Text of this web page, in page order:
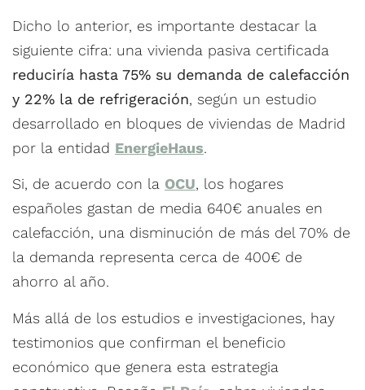
Dicho lo anterior, es importante destacar la
siguiente cifra: una vivienda pasiva certificada
reduciría hasta 75% su demanda de calefacción
y 22% la de refrigeración, según un estudio
desarrollado en bloques de viviendas de Madrid
por la entidad EnergieHaus.
Si, de acuerdo con la OCU, los hogares
españoles gastan de media 640€ anuales en
calefacción, una disminución de más del 70% de
la demanda representa cerca de 400€ de
ahorro al año.
Más allá de los estudios e investigaciones, hay
testimonios que confirman el beneficio
económico que genera esta estrategia